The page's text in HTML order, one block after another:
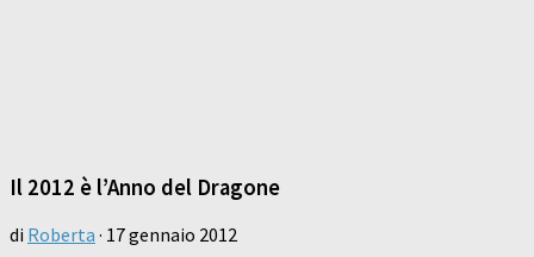
Il 2012 è l’Anno del Dragone
di Roberta · 17 gennaio 2012